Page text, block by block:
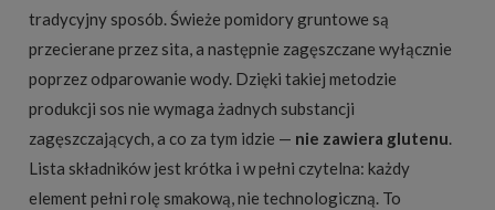
tradycyjny sposób. Świeże pomidory gruntowe są
przecierane przez sita, a następnie zagęszczane wyłącznie
poprzez odparowanie wody. Dzięki takiej metodzie
produkcji sos nie wymaga żadnych substancji
zagęszczających, a co za tym idzie — nie zawiera glutenu.
Lista składników jest krótka i w pełni czytelna: każdy
element pełni rolę smakową, nie technologiczną. To